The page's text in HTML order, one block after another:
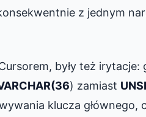
z jednym
były też
) zamiast
klucza głównego,